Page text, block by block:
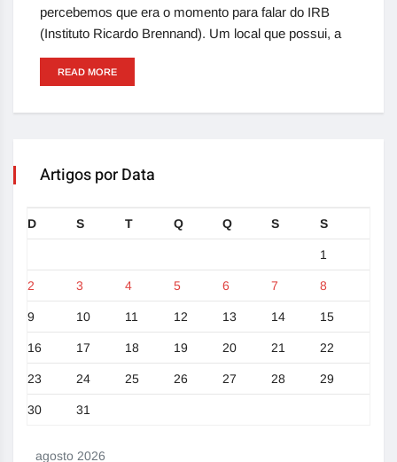
percebemos que era o momento para falar do IRB
(Instituto Ricardo Brennand). Um local que possui, a
READ MORE
Artigos por Data
agosto 2026
D S T Q Q S S
1
2 3 4 5 6 7 8
9 10 11 12 13 14 15
16 17 18 19 20 21 22
23 24 25 26 27 28 29
30 31